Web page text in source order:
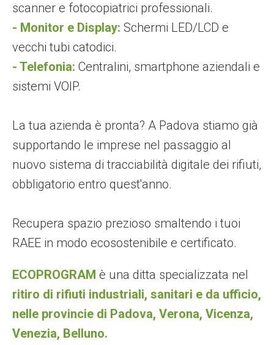
scanner e fotocopiatrici professionali.
- Monitor e Display: Schermi LED/LCD e
vecchi tubi catodici.
- Telefonia: Centralini, smartphone aziendali e
sistemi VOIP.
La tua azienda è pronta? A Padova stiamo già
supportando le imprese nel passaggio al
nuovo sistema di tracciabilità digitale dei rifiuti,
obbligatorio entro quest'anno.
Recupera spazio prezioso smaltendo i tuoi
RAEE in modo ecosostenibile e certificato.
ECOPROGRAM è una ditta specializzata nel
ritiro di rifiuti industriali, sanitari e da ufficio,
nelle provincie di Padova, Verona, Vicenza,
Venezia, Belluno.